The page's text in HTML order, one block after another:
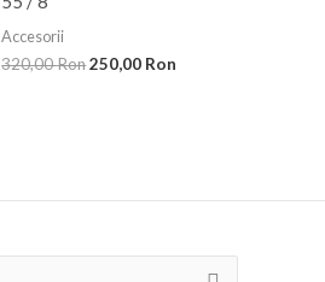
Accesorii
320,00Ron250,00 Ron